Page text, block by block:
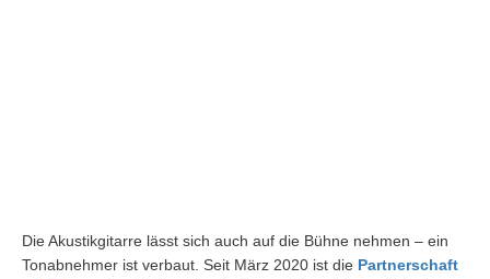
Die Akustikgitarre lässt sich auch auf die Bühne nehmen – ein
Tonabnehmer ist verbaut. Seit März 2020 ist die Partnerschaft